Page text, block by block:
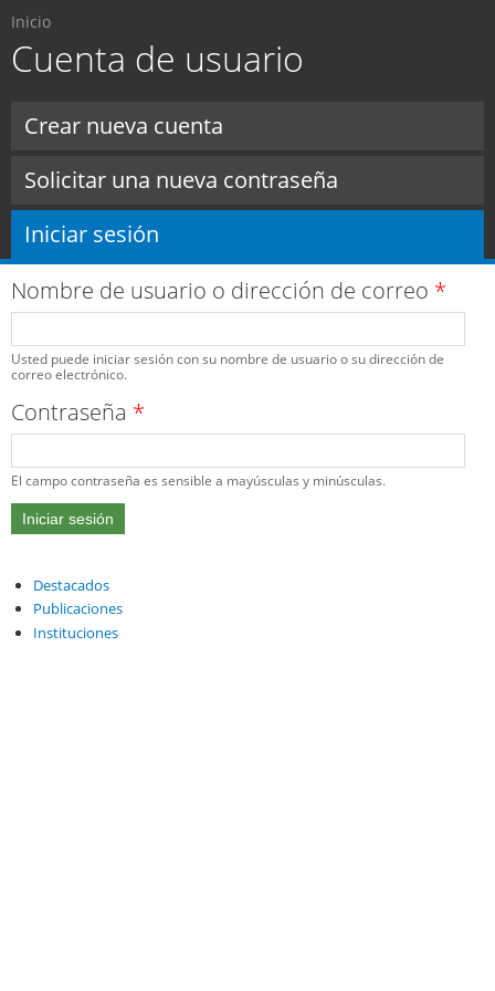
principal
Usted está aquí
Inicio
Cuenta de usuario
Crear nueva cuenta
Solicitar una nueva contraseña
Iniciar sesión
Nombre de usuario o dirección de correo *
Usted puede iniciar sesión con su nombre de usuario o su dirección de
correo electrónico.
Contraseña *
El campo contraseña es sensible a mayúsculas y minúsculas.
Destacados
Publicaciones
Instituciones